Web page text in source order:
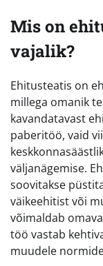
Mis on
vajalik?
Ehitusteatis on
millega omanik
kavandatavast
paberitöö, vaid
väljanägemise.
soovitakse
väikeehitist või
võimaldab
töö vastab
muudele